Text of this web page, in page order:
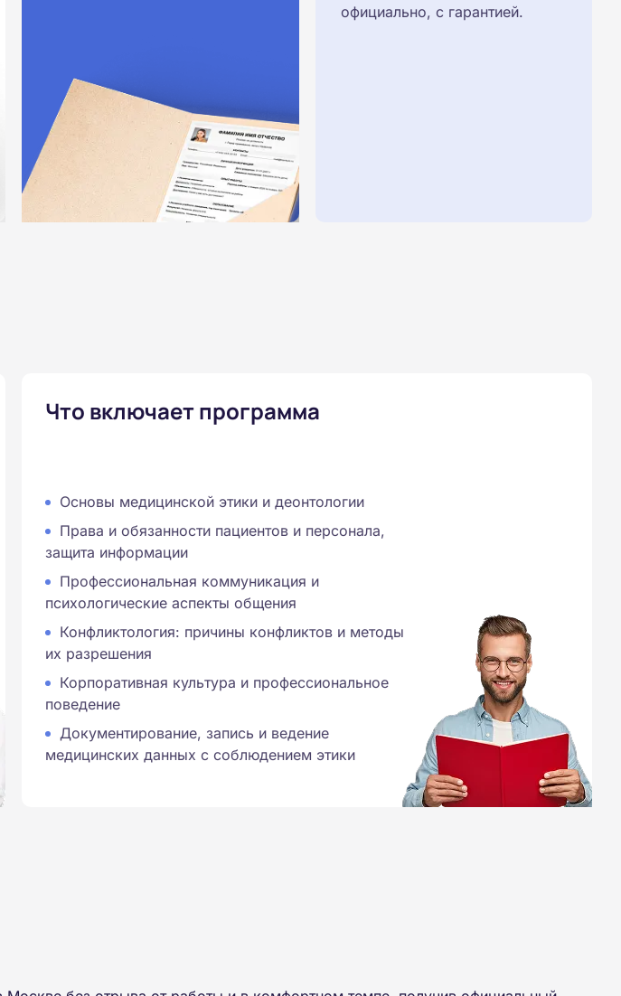
официально, с гарантией.
Что включает программа
Основы медицинской этики и деонтологии
Права и обязанности пациентов и персонала,
защита информации
Профессиональная коммуникация и
психологические аспекты общения
Конфликтология: причины конфликтов и методы
их разрешения
Корпоративная культура и профессиональное
поведение
Документирование, запись и ведение
медицинских данных с соблюдением этики